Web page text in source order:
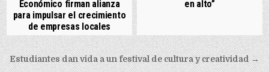
Económico firman alianza
para impulsar el crecimiento
de empresas locales
en alto”
Post navigation
Estudiantes dan vida a un festival de cultura y creatividad →